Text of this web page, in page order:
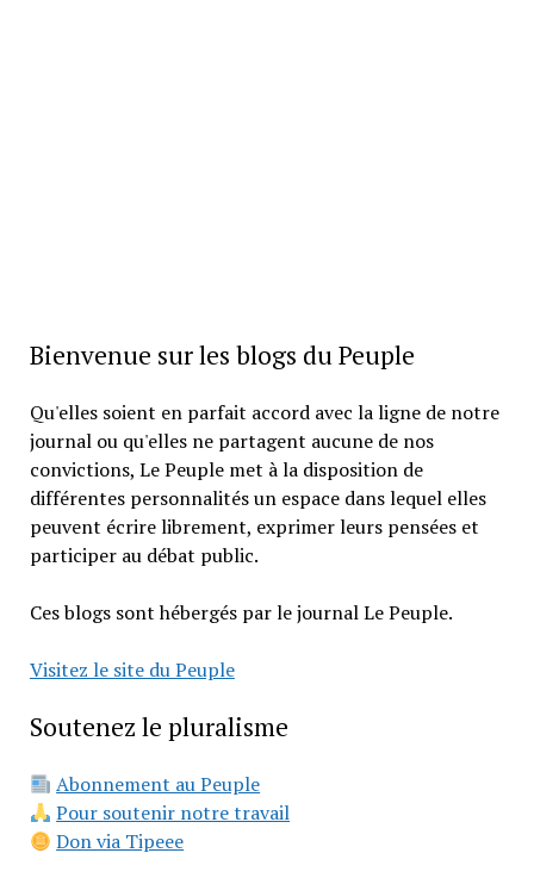
Bienvenue sur les blogs du Peuple
Qu'elles soient en parfait accord avec la ligne de notre
journal ou qu'elles ne partagent aucune de nos
convictions, Le Peuple met à la disposition de
différentes personnalités un espace dans lequel elles
peuvent écrire librement, exprimer leurs pensées et
participer au débat public.
Ces blogs sont hébergés par le journal Le Peuple.
Visitez le site du Peuple
Soutenez le pluralisme
Abonnement au Peuple
Pour soutenir notre travail
Don via Tipeee